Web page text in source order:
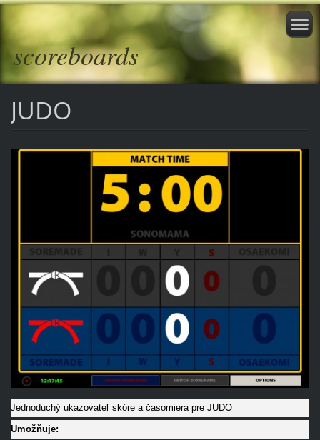
scoreboards
JUDO
Jednoduchý ukazovateľ skóre a časomiera pre JUDO
Umožňuje: